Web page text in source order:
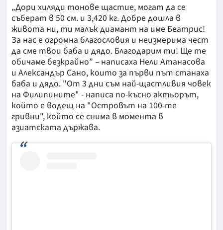
„Дори хиляди тонове щастие, могат да се
съберат в 50 см. и 3,420 кг. Добре дошла в
живота ни, ти малък диамант на име Беатрис!
За нас е огромна благословия и неизмерима чест
да сме твои баба и дядо. Благодарим ти! Ще те
обичаме безкрайно” – написаха Нели Атанасова
и Александър Сано, които за първи път станаха
баба и дядо. "От 3 дни съм най-щастливия човек
на Филипините" - написа по-късно актьорът,
който е водещ на "Островът на 100-те
гривни", който се снима в момента в
азиатската държава.